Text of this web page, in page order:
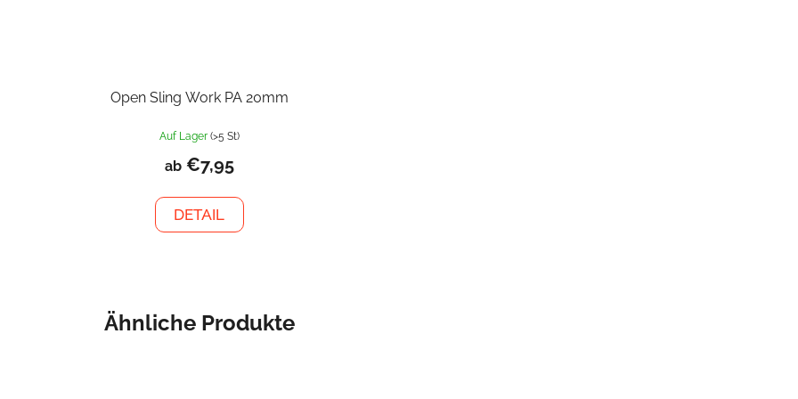
Open Sling Work PA 20mm
Auf Lager (>5 St)
ab€7,95
DETAIL
Ähnliche Produkte